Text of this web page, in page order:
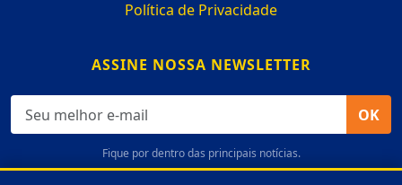
Política de Privacidade
ASSINE NOSSA NEWSLETTER
OK
Fique por dentro das principais notícias.